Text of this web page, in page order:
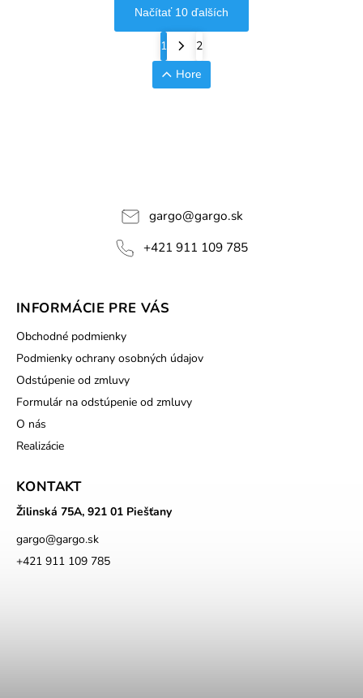
Načítať 10 ďalších
1
2
Hore
gargo@gargo.sk
+421 911 109 785
INFORMÁCIE PRE VÁS
Obchodné podmienky
Podmienky ochrany osobných údajov
Odstúpenie od zmluvy
Formulár na odstúpenie od zmluvy
O nás
Realizácie
KONTAKT
Žilinská 75A, 921 01 Piešťany
gargo@gargo.sk
+421 911 109 785